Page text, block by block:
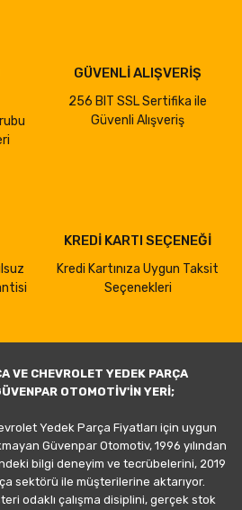
GÜVENLİ ALIŞVERİŞ
256 BIT SSL Sertifika ile
Güvenli Alışveriş
KREDİ KARTI SEÇENEĞİ
Kredi Kartınıza Uygun Taksit
Seçenekleri
VE CHEVROLET YEDEK PARÇA
OTOMOTİV'İN YERİ;
Yedek Parça Fiyatları için uygun
Güvenpar Otomotiv, 1996 yılından
bilgi deneyim ve tecrübelerini, 2019
sektörü ile müşterilerine aktarıyor.
odaklı çalışma disiplini, gerçek stok